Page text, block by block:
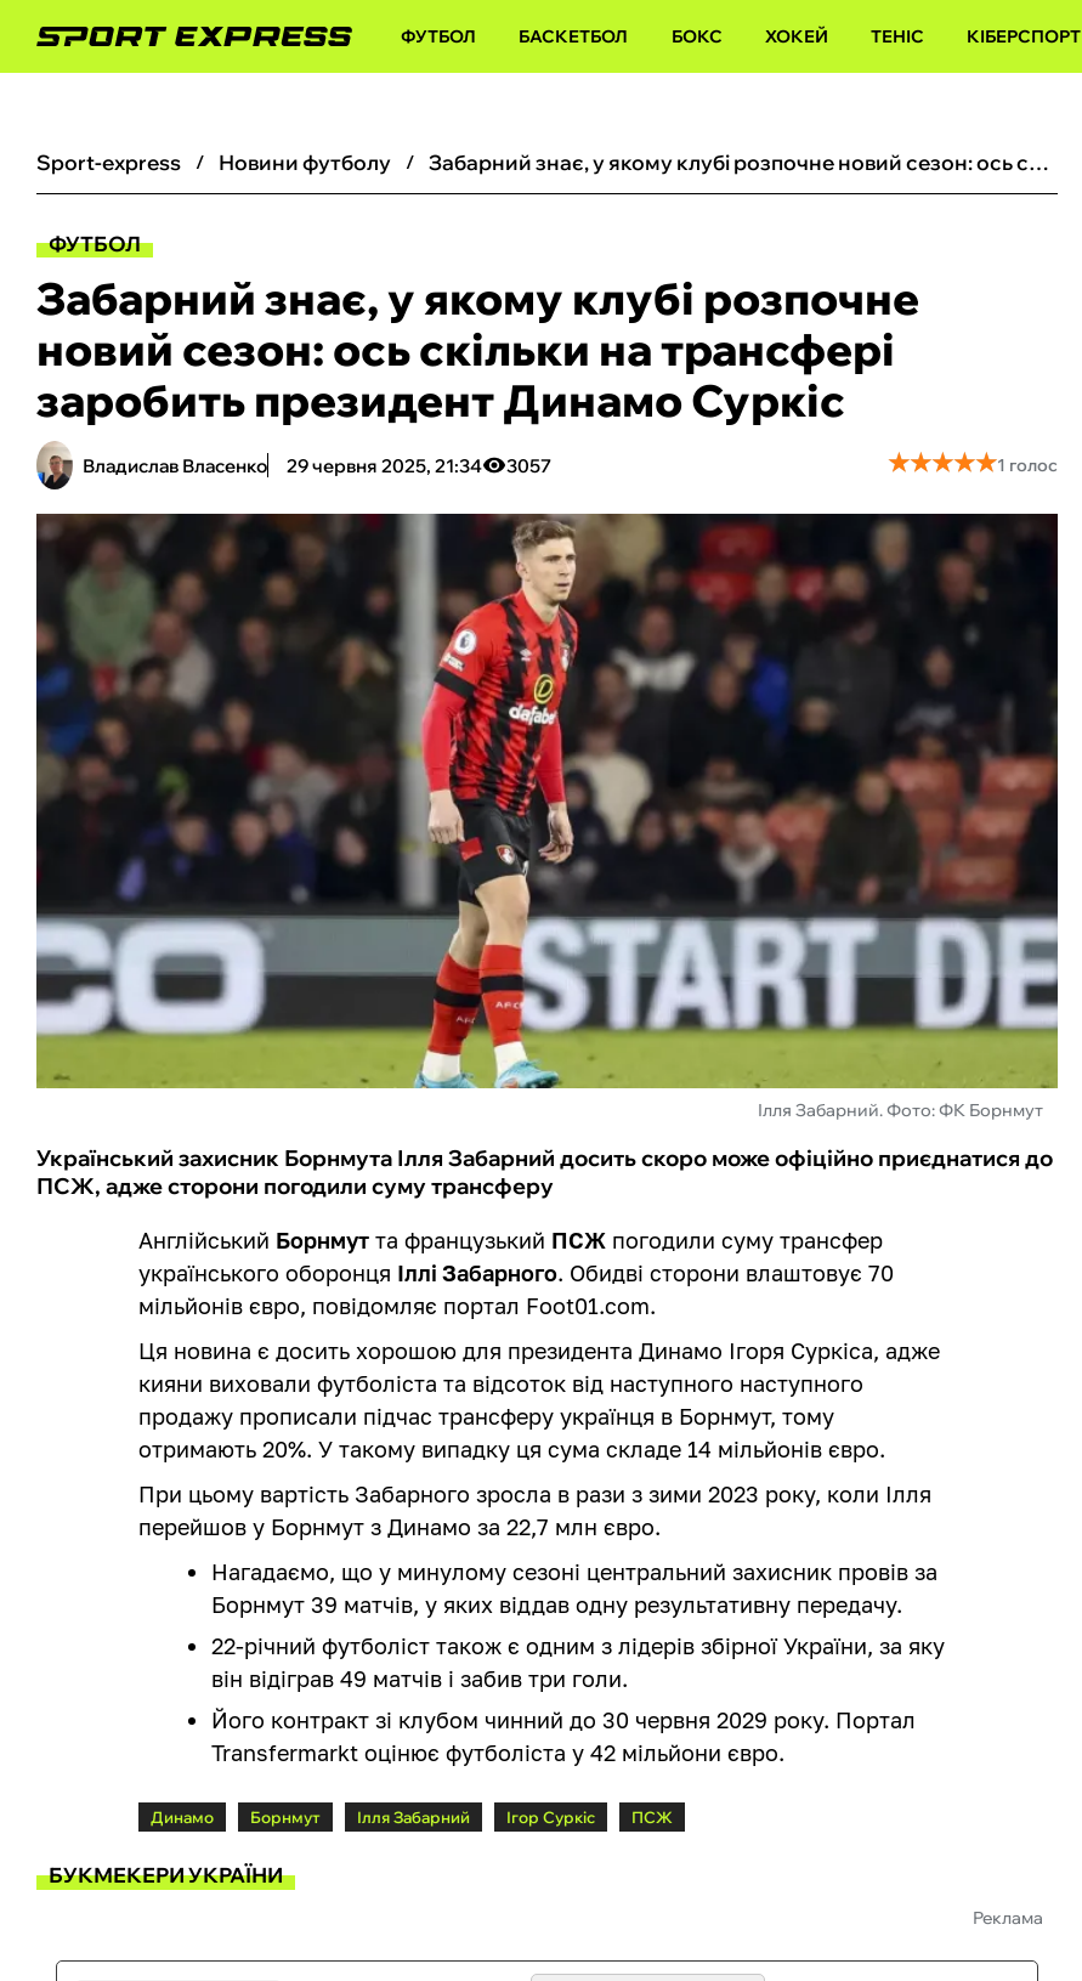
ФУТБОЛ БАСКЕТБОЛ БОКС ХОКЕЙ ТЕНІС КІБЕРСПОРТ
sport-express новини футболу Забарний знає, у якому клубі розпочне новий сезон: ось скільки на трансфері заробить президент Динамо Суркіс
ФУТБОЛ
Забарний знає, у якому клубі розпочне
новий сезон: ось скільки на трансфері
заробить президент Динамо Суркіс
Владислав Власенко 29 червня 2025, 21:34 3057 ★★★★★
★★★★★1 голос
Ілля Забарний. Фото: ФК Борнмут
Український захисник Борнмута Ілля Забарний досить скоро може офіційно приєднатися до
ПСЖ, адже сторони погодили суму трансферу
Англійський Борнмут та французький ПСЖ погодили суму трансфер
українського оборонця Іллі Забарного. Обидві сторони влаштовує 70
мільйонів євро, повідомляє портал Foot01.com.
Ця новина є досить хорошою для президента Динамо Ігоря Суркіса, адже
кияни виховали футболіста та відсоток від наступного наступного
продажу прописали підчас трансферу українця в Борнмут, тому
отримають 20%. У такому випадку ця сума складе 14 мільйонів євро.
При цьому вартість Забарного зросла в рази з зими 2023 року, коли Ілля
перейшов у Борнмут з Динамо за 22,7 млн євро.
Нагадаємо, що у минулому сезоні центральний захисник провів за
Борнмут 39 матчів, у яких віддав одну результативну передачу.
22-річний футболіст також є одним з лідерів збірної України, за яку
він відіграв 49 матчів і забив три голи.
Його контракт зі клубом чинний до 30 червня 2029 року. Портал
Transfermarkt оцінює футболіста у 42 мільйони євро.
Динамо Борнмут Ілля Забарний Ігор Суркіс ПСЖ
БУКМЕКЕРИ УКРАЇНИ
Реклама